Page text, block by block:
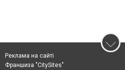
Реклама на сайті
Франшиза "CitySites"